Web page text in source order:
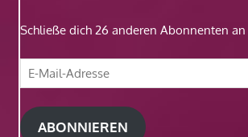
Schließe dich 26 anderen Abonnenten an
E-
Mail-
Adresse
ABONNIEREN